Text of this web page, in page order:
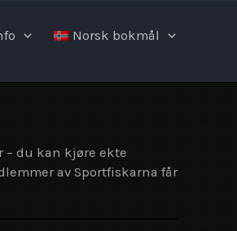
Norsk bokmål
– du kan kjøre ekte
av Sportfiskarna får